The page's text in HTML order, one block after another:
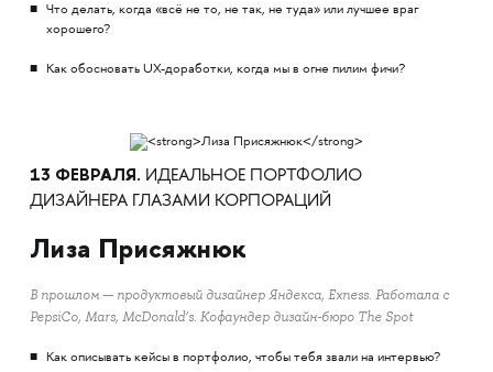
Что делать, когда «всё не то, не так, не туда» или лучшее враг
хорошего?
Как обосновать UX-доработки, когда мы в огне пилим фичи?
13 ФЕВРАЛЯ. ИДЕАЛЬНОЕ ПОРТФОЛИО
ДИЗАЙНЕРА ГЛАЗАМИ КОРПОРАЦИЙ
Лиза Присяжнюк
В прошлом — продуктовый дизайнер Яндекса, Exness. Работала с
PepsiCo, Mars, McDonald’s. Кофаундер дизайн-бюро The Spot
Как описывать кейсы в портфолио, чтобы тебя звали на интервью?